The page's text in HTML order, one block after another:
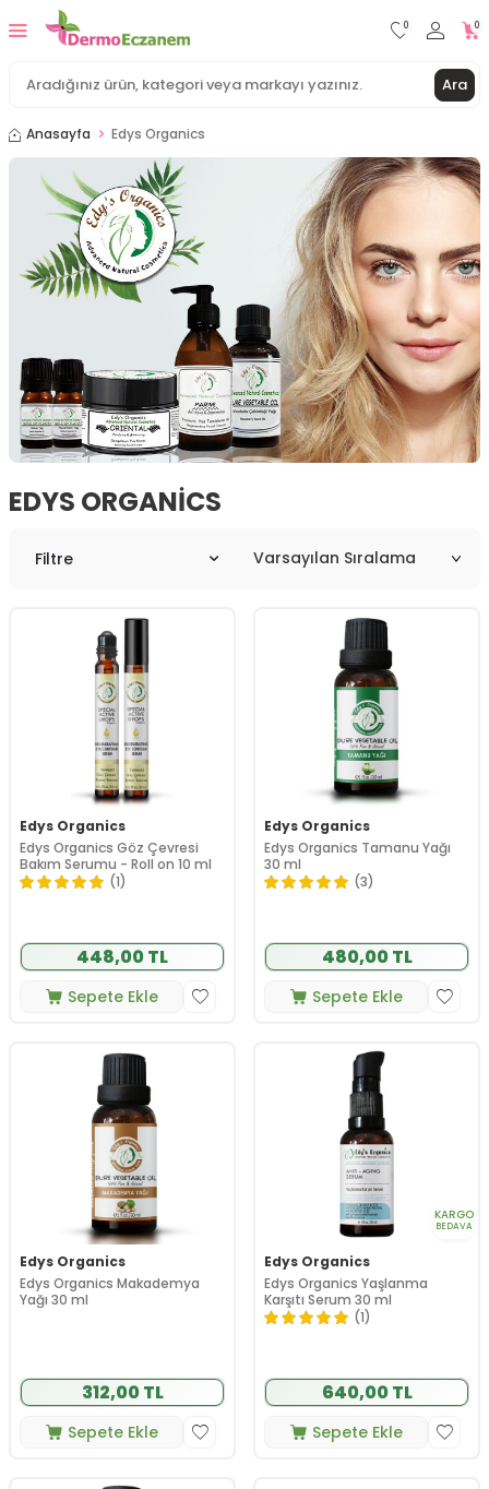
Ara
0 0
Anasayfa Edys Organics
EDYS ORGANICS
Filtre
Edys Organics
Edys Organics Göz Çevresi
Bakım Serumu - Roll on 10 ml
(1)
448,00 TL
Sepete Ekle
Edys Organics
Edys Organics Tamanu Yağı
30 ml
(3)
480,00 TL
Sepete Ekle
Edys Organics
Edys Organics Makademya
Yağı 30 ml
312,00 TL
Sepete Ekle
KARGO
BEDAVA
Edys Organics
Edys Organics Yaşlanma
Karşıtı Serum 30 ml
(1)
640,00 TL
Sepete Ekle